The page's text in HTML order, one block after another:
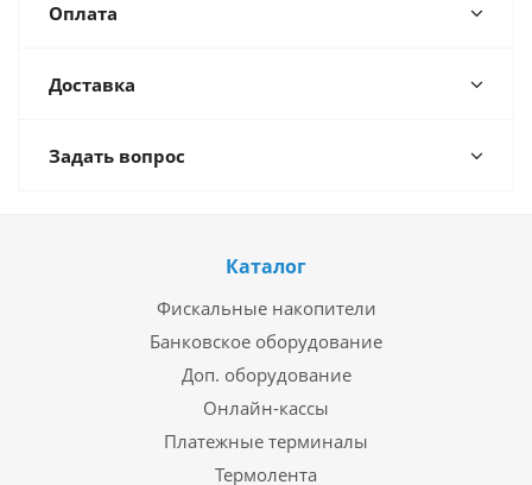
Оплата
Доставка
Задать вопрос
Каталог
Фискальные накопители
Банковское оборудование
Доп. оборудование
Онлайн-кассы
Платежные терминалы
Термолента